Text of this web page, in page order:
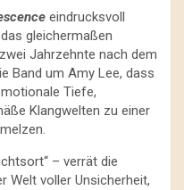
eindrucksvoll
gleichermaßen
Jahrzehnte nach dem
Band um Amy Lee, dass
Tiefe,
Klangwelten zu einer
– verrät die
Welt voller Unsicherheit,